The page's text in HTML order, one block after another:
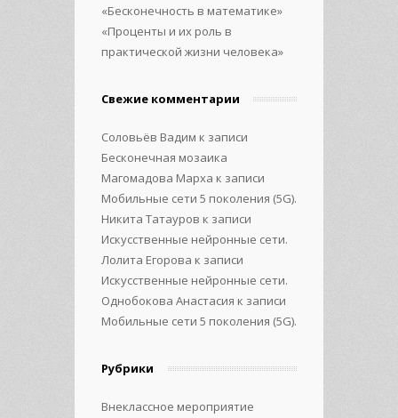
«Бесконечность в математике»
«Проценты и их роль в
практической жизни человека»
Свежие комментарии
Соловьёв Вадим к записи
Бесконечная мозаика
Магомадова Марха к записи
Мобильные сети 5 поколения (5G).
Никита Татауров к записи
Искусственные нейронные сети.
Лолита Егорова к записи
Искусственные нейронные сети.
Однобокова Анастасия к записи
Мобильные сети 5 поколения (5G).
Рубрики
Внеклассное мероприятие